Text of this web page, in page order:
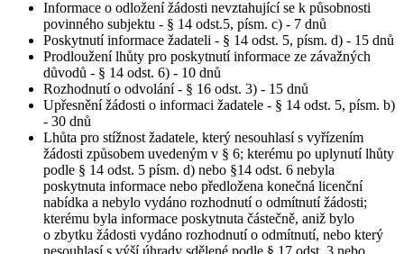
Informace o odložení žádosti nevztahující se k působnosti
povinného subjektu - § 14 odst.5, písm. c) - 7 dnů
Poskytnutí informace žadateli - § 14 odst. 5, písm. d) - 15 dnů
Prodloužení lhůty pro poskytnutí informace ze závažných
důvodů - § 14 odst. 6) - 10 dnů
Rozhodnutí o odvolání - § 16 odst. 3) - 15 dnů
Upřesnění žádosti o informaci žadatele - § 14 odst. 5, písm. b)
- 30 dnů
Lhůta pro stížnost žadatele, který nesouhlasí s vyřízením
žádosti způsobem uvedeným v § 6; kterému po uplynutí lhůty
podle § 14 odst. 5 písm. d) nebo §14 odst. 6 nebyla
poskytnuta informace nebo předložena konečná licenční
nabídka a nebylo vydáno rozhodnutí o odmítnutí žádosti;
kterému byla informace poskytnuta částečně, aniž bylo
o zbytku žádosti vydáno rozhodnutí o odmítnutí, nebo který
nesouhlasí s výší úhrady sdělené podle § 17 odst. 3 nebo